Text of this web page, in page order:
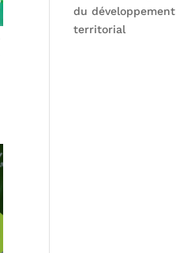
du développement
territorial